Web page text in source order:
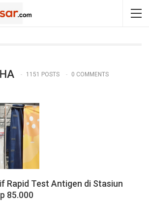
1151 POSTS 0 COMMENTS
Rapid Test Antigen di Stasiun
85.000